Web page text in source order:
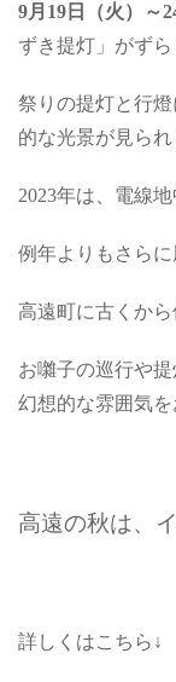
9月19日（火）～
ずき提灯」がず
祭りの提灯と行
的な光景が見られ
2023年は、電線
例年よりもさら
高遠町に古くから
お囃子の巡行や
幻想的な雰囲気を
高遠の秋は、
詳しくはこちら↓